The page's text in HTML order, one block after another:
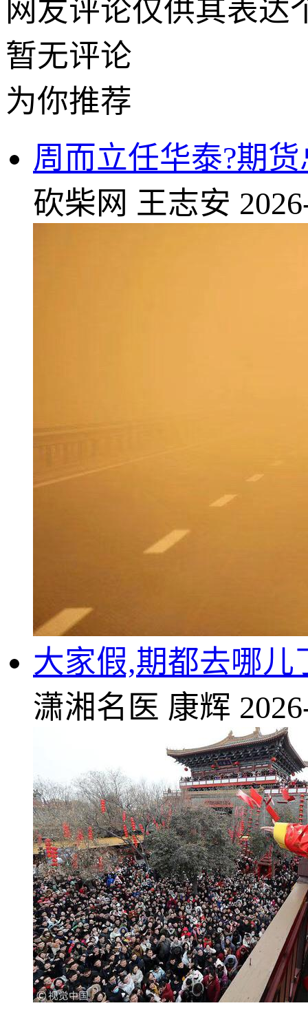
网友评论仅供其表达
暂无评论
为你推荐
周而立任华泰?期
砍柴网 王志安
大家假,期都去哪
潇湘名医 康辉